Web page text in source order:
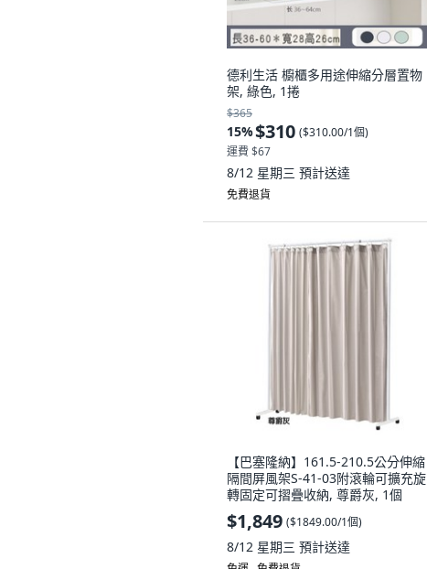
德利生活 櫥櫃多用途伸縮分層置物
架, 綠色, 1捲
$365
15%$310 ($310.00/1個)
運費 $67
8/12 星期三 預計送達
免費退貨
【巴塞隆納】161.5-210.5公分伸縮
隔間屏風架S-41-03附滾輪可擴充旋
轉固定可摺疊收納, 尊爵灰, 1個
$1,849 ($1849.00/1個)
8/12 星期三 預計送達